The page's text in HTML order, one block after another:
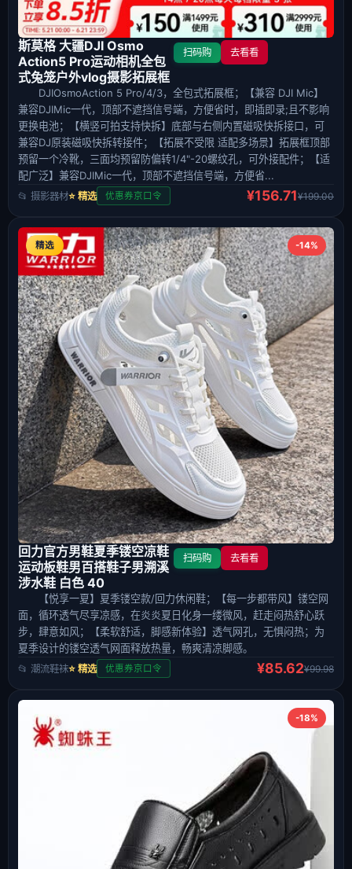
斯莫格 大疆DJI Osmo
Action5 Pro运动相机全包
式兔笼户外vlog摄影拓展框
扫码购 去看看
DJIOsmoAction 5 Pro/4/3，全包式拓展框；【兼容 DJI Mic】
兼容DJIMic一代，顶部不遮挡信号端，方便省时，即插即录;且不影响
更换电池；【横竖可拍支持快拆】底部与右侧内置磁吸快拆接口，可
兼容DJ原装磁吸快拆转接件；【拓展不受限 适配多场景】拓展框顶部
预留一个冷靴，三面均预留防偏转1/4"-20螺纹孔，可外接配件；【适
配广泛】兼容DJIMic一代，顶部不遮挡信号端，方便省...
📂 摄影器材⭐ 精选 优惠券京口令 ¥156.71¥199.00
-14%
精选
回力官方男鞋夏季镂空凉鞋
运动板鞋男百搭鞋子男溯溪
涉水鞋 白色 40
扫码购 去看看
【悦享一夏】夏季镂空款/回力休闲鞋；【每一步都带风】镂空网
面，循环透气尽享凉感，在炎炎夏日化身一缕微风，赶走闷热舒心跃
步，肆意如风；【柔软舒适，脚感新体验】透气网孔，无惧闷热；为
夏季设计的镂空透气网面释放热量，畅爽清凉脚感。
📂 潮流鞋袜⭐ 精选 优惠券京口令 ¥85.62¥99.98
-18%